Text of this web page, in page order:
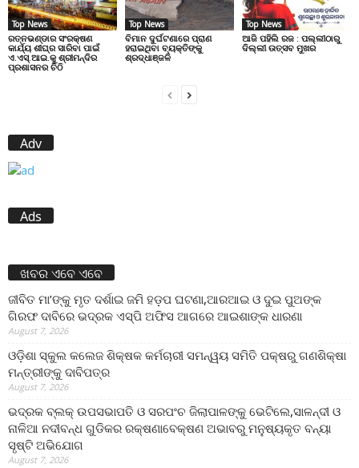
Top News
ରତ୍ନଭଣ୍ଡାର ସଂରକ୍ଷଣ
କାର୍ଯ୍ୟ ଶୀଘ୍ର ସାରିବା ପାଇଁ
ଏ.ଏସ୍.ଆଇ.କୁ ଶ୍ରୀମନ୍ଦିର
ପ୍ରଶାସନର ଚିଠି
Top News
ବିମାନ ଦୁର୍ଘଟଣାରେ ପ୍ରାଣ
ହରାଇଥିବା ବ୍ୟକ୍ତିଙ୍କୁ
ଶ୍ରଦ୍ଧାଞ୍ଜଳି
Top News
ଆଜି ପହିଲି ରଜ : ପଲ୍ଲୀଠାରୁ
ଦିଲ୍ଲୀ ଉତ୍ସବ ମୁଖର
Adv
Ads
ଖବର ଏବେ ଏବେ
ଜୀବିତ ମା’ଙ୍କୁ ମୃତ ଦର୍ଶାଇ ଜମି ହଡ଼ପ ଘଟଣା,ଆରଆଇ ଓ ଦୁଇ ପୁଅଙ୍କ
ଗିରଫ ଦାବିରେ ଭଦ୍ରକ ଏସ୍‌ପି ଅଫିସ ଆଗରେ ଆଇଶାଙ୍କ ଧାରଣା
August 7, 2026
ଓଡ଼ିଶା ସ୍କୁଲ କଲେଜ ଶିକ୍ଷକ କର୍ମଚାରୀ ସମନ୍ୱୟ ସମିତି ପକ୍ଷରୁ ଗଣଶିକ୍ଷା
ମନ୍ତ୍ରୀଙ୍କୁ ଦାବିପତ୍ର
August 7, 2026
ଭଦ୍ରକ ବ୍ଲକ୍ ଉପସଭାପତି ଓ ସରପଂଚ ଜିଲାପାଳଙ୍କୁ ଭେଟିଲେ,ସାଳନ୍ଦୀ ଓ
ନାଳିଆ ନଦୀବନ୍ଧ ଗୁଡିକର ରକ୍ଷଣାବେକ୍ଷଣ ଅଭାବରୁ ମନୁଷ୍ୟକୃତ ବନ୍ୟା
ସୃଷ୍ଟି ଅଭିଯୋଗ
August 7, 2026